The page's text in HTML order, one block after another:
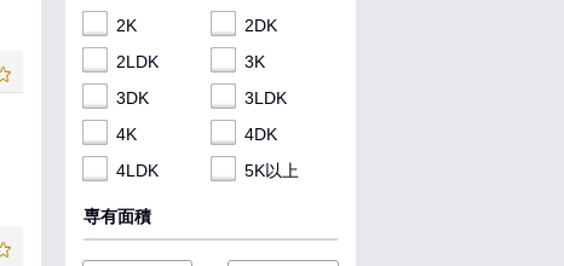
2K
2DK
2LDK
3K
3DK
3LDK
4K
4DK
4LDK
5K以上
専有面積